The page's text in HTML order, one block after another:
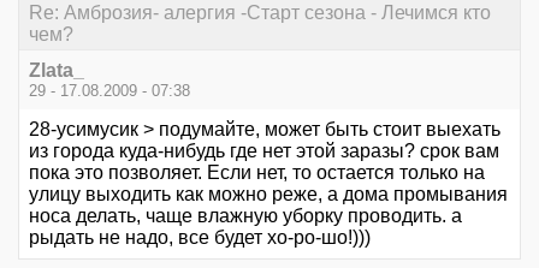
Re: Амброзия- алергия -Старт сезона - Лечимся кто
чем?
Zlata_
29 - 17.08.2009 - 07:38
28-усимусик > подумайте, может быть стоит выехать
из города куда-нибудь где нет этой заразы? срок вам
пока это позволяет. Если нет, то остается только на
улицу выходить как можно реже, а дома промывания
носа делать, чаще влажную уборку проводить. а
рыдать не надо, все будет хо-ро-шо!)))